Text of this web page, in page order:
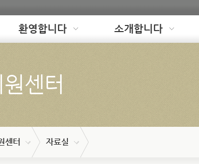
환영합니다 소개합니다
센터
센터 자료실